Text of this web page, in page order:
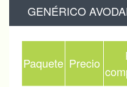
GENÉRICO
Paquete Precio